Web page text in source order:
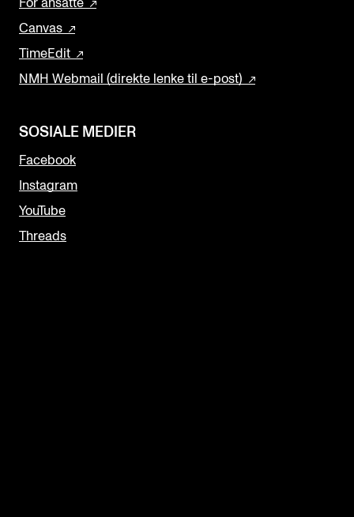
INFO
Om Norges musikkhøgskole
Kontakt oss
For ansatte
Canvas
TimeEdit
NMH Webmail (direkte lenke til e-post)
SOSIALE MEDIER
Facebook
Instagram
YouTube
Threads